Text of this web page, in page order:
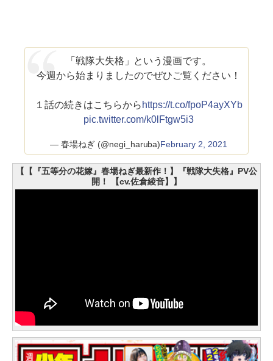
「戦隊大失格」という漫画です。
今週から始まりましたのでぜひご覧ください！
１話の続きはこちらから https://t.co/fpoP4ayXYb
pic.twitter.com/k0lFtgw5i3
— 春場ねぎ (@negi_haruba)February 2, 2021
【【『五等分の花嫁』春場ねぎ最新作！】『戦隊大失格』PV公
開！ 【cv.佐倉綾音】】